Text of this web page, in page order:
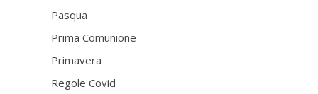
Pasqua
Prima Comunione
Primavera
Regole Covid